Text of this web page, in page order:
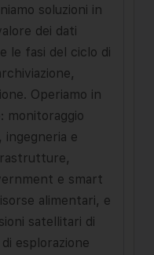
soluzioni in
dei dati
le fasi del ciclo di
Operiamo in
monitoraggio
e
e smart
alimentari, e
satellitari di
esplorazione